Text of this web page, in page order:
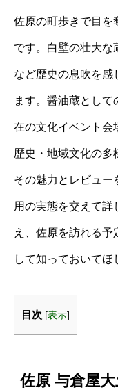
佐原の町歩きで目を
です。白壁の壮大な
など歴史の息吹を感
ます。醤油蔵とし
在の文化イベント会
歴史・地域文化の多
その魅力とレビュー
用の実態を交えて詳
え、佐原を訪れる予
して知っておいてほ
目次 [表示]
佐原 与倉屋